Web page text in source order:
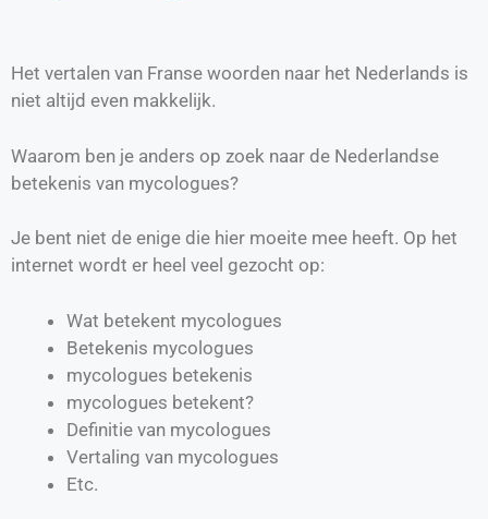
Het vertalen van Franse woorden naar het Nederlands is
niet altijd even makkelijk.
Waarom ben je anders op zoek naar de Nederlandse
betekenis van mycologues?
Je bent niet de enige die hier moeite mee heeft. Op het
internet wordt er heel veel gezocht op:
Wat betekent mycologues
Betekenis mycologues
mycologues betekenis
mycologues betekent?
Definitie van mycologues
Vertaling van mycologues
Etc.